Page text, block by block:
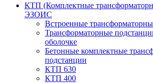
КТП (Комплектные
ЭЗОИС
Встроенные
Трансформаторные
оболочке
Бетонные комплектные
подстанции
КТП 630
КТП 400